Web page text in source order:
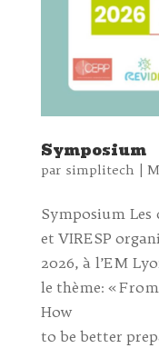
Symposium
par simplitech
Symposium Les
et VIRESP
2026, à l’EM
le thème: «
How
to be better